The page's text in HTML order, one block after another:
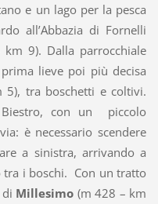
e un lago per la pesca
all’Abbazia di Fornelli
9). Dalla parrocchiale
lieve poi più decisa
5), tra boschetti e coltivi.
con un piccolo
è necessario scendere
a sinistra, arrivando a
tra i boschi. Con un tratto
Millesimo (m 428 – km